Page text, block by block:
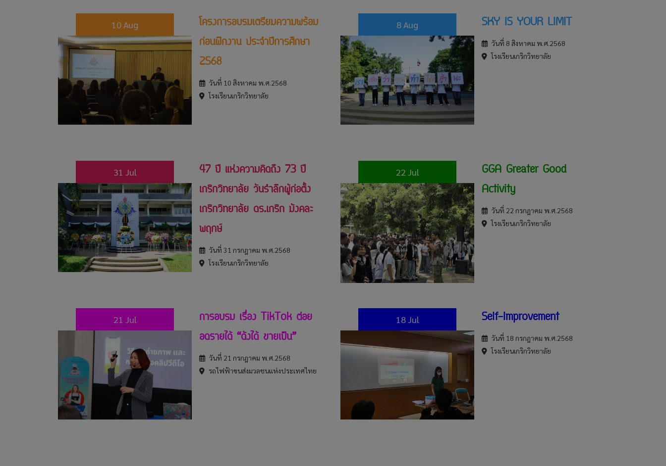
10 Aug
โครงการอบรมเตรียมความพร้อม
ก่อนฝึกงาน ประจำปีการศึกษา
2568
วันที่ 10 สิงหาคม พ.ศ.2568
โรงเรียนเกริกวิทยาลัย
8 Aug SKY IS YOUR LIMIT
วันที่ 8 สิงหาคม พ.ศ.2568
โรงเรียนเกริกวิทยาลัย
31 Jul
47 ปี แห่งความคิดถึง 73 ปี
เกริกวิทยาลัย วันรำลึกผู้ก่อตั้ง
เกริกวิทยาลัย ดร.เกริก มังคละ
พฤกษ์
วันที่ 31 กรกฎาคม พ.ศ.2568
โรงเรียนเกริกวิทยาลัย
22 Jul
GGA Greater Good
Activity
วันที่ 22 กรกฎาคม พ.ศ.2568
โรงเรียนเกริกวิทยาลัย
21 Jul
การอบรม เรื่อง TikTok ต่อย
อดรายได้ “ดังได้ ขายเป็น”
วันที่ 21 กรกฎาคม พ.ศ.2568
รถไฟฟ้าขนส่งมวลชนแห่งประเทศไทย
18 Jul Self-Improvement
วันที่ 18 กรกฎาคม พ.ศ.2568
โรงเรียนเกริกวิทยาลัย